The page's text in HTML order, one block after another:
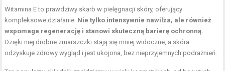
Witamina E to prawdziwy skarb w pielęgnacji skóry, oferujący
kompleksowe działanie. Nie tylko intensywnie nawilża, ale również
wspomaga regenerację i stanowi skuteczną barierę ochronną.
Dzięki niej drobne zmarszczki stają się mniej widoczne, a skóra
odzyskuje zdrowy wygląd i jest ukojona, bez nieprzyjemnych podrażnień.